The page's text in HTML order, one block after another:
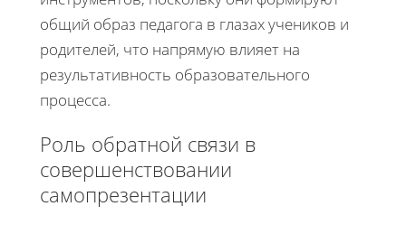
общий образ педагога в глазах учеников и
родителей, что напрямую влияет на
результативность образовательного
процесса.
Роль обратной связи в
совершенствовании
самопрезентации